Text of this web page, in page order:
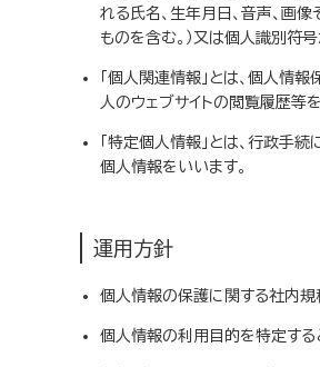
れる氏名、生年月日、音声、画
ものを含む。）又は個人識別符
「個人関連情報」とは、個人情
人のウェブサイトの閲覧履歴等
「特定個人情報」とは、行政手
個人情報をいいます。
運用方針
個人情報の保護に関する社内規
個人情報の利用目的を特定する